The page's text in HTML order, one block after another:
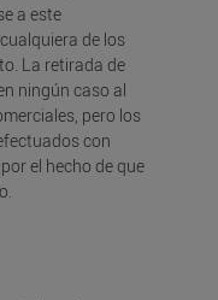
a este
de los
La retirada de
ningún caso al
pero los
con
el hecho de que